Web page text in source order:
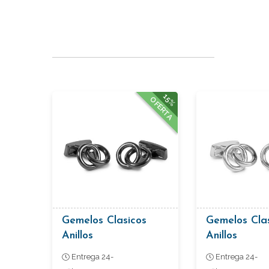
15%
OFERTA
Gemelos Clasicos
Anillos
Entrega 24-
Gemelos
Anillos
Entrega 24-